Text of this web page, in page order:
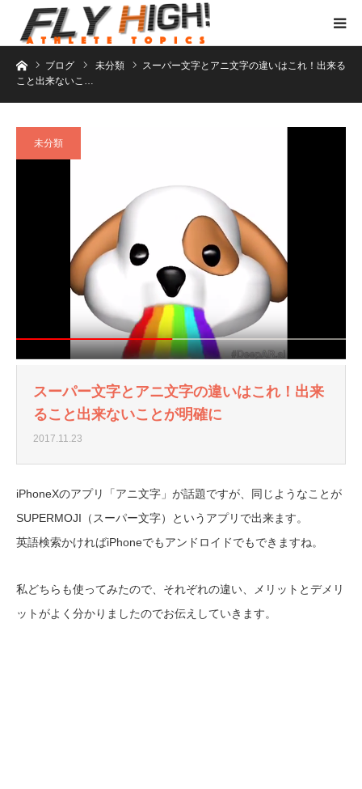
ホームブログ 未分類
スーパー文字とアニ文字の違いはこれ！出来る
こと出来ないこ…
未分類
スーパー文字とアニ文字の違いはこれ！出来
ること出来ないことが明確に
2017.11.23
iPhoneXのアプリ「アニ文字」が話題ですが、同じようなことが
SUPERMOJI（スーパー文字）というアプリで出来ます。
英語検索かければiPhoneでもアンドロイドでもできますね。
私どちらも使ってみたので、それぞれの違い、メリットとデメリ
ットがよく分かりましたのでお伝えしていきます。